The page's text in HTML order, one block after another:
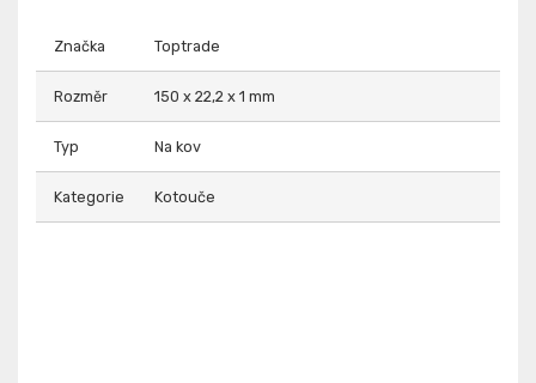
Značka Toptrade
Rozměr 150 x 22,2 x 1 mm
Typ Na kov
Kategorie Kotouče